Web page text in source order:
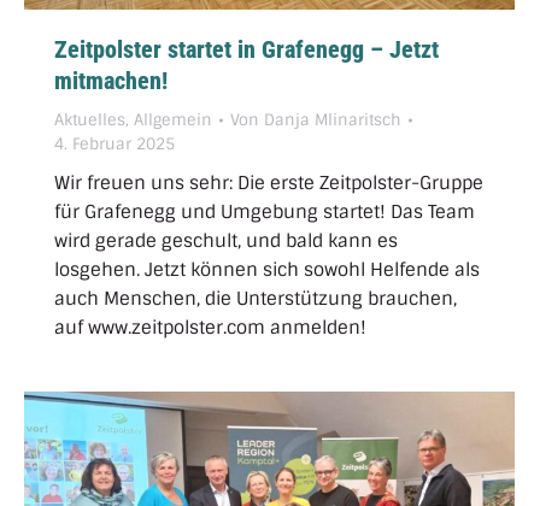
Zeitpolster startet in Grafenegg – Jetzt
mitmachen!
Aktuelles, Allgemein Von Danja Mlinaritsch
4. Februar 2025
Wir freuen uns sehr: Die erste Zeitpolster-Gruppe
für Grafenegg und Umgebung startet! Das Team
wird gerade geschult, und bald kann es
losgehen. Jetzt können sich sowohl Helfende als
auch Menschen, die Unterstützung brauchen,
auf www.zeitpolster.com anmelden!